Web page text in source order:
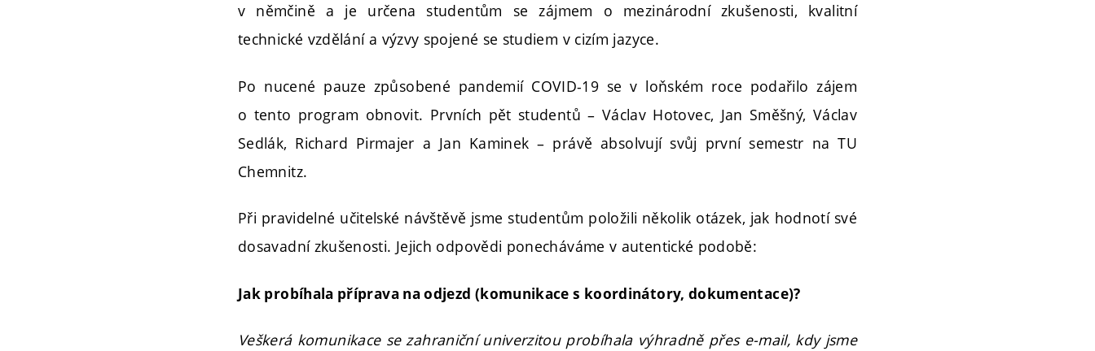
v němčině a je určena studentům se zájmem o mezinárodní zkušenosti, kvalitní
technické vzdělání a výzvy spojené se studiem v cizím jazyce.
Po nucené pauze způsobené pandemií COVID-19 se v loňském roce podařilo zájem
o tento program obnovit. Prvních pět studentů – Václav Hotovec, Jan Směšný, Václav
Sedlák, Richard Pirmajer a Jan Kaminek – právě absolvují svůj první semestr na TU
Chemnitz.
Při pravidelné učitelské návštěvě jsme studentům položili několik otázek, jak hodnotí své
dosavadní zkušenosti. Jejich odpovědi ponecháváme v autentické podobě:
Jak probíhala příprava na odjezd (komunikace s koordinátory, dokumentace)?
Veškerá komunikace se zahraniční univerzitou probíhala výhradně přes e-mail, kdy jsme